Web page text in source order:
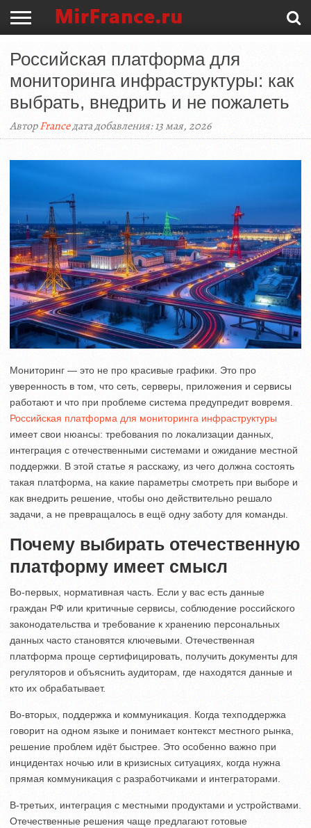
ГЛАВНАЯ
ГОРОДА
КУЛЬТУРА
ИСТОРИЯ
ЖИЗНЬ
ПАРИЖ
ТУРИСТАМ
Российская платформа для
мониторинга инфраструктуры: как
выбрать, внедрить и не пожалеть
АвторFranceдата добавления: 13 мая, 2026
Мониторинг — это не про красивые графики. Это про
уверенность в том, что сеть, серверы, приложения и сервисы
работают и что при проблеме система предупредит вовремя.
Российская платформа для мониторинга инфраструктуры
имеет свои нюансы: требования по локализации данных,
интеграция с отечественными системами и ожидание местной
поддержки. В этой статье я расскажу, из чего должна состоять
такая платформа, на какие параметры смотреть при выборе и
как внедрить решение, чтобы оно действительно решало
задачи, а не превращалось в ещё одну заботу для команды.
Почему выбирать отечественную
платформу имеет смысл
Во-первых, нормативная часть. Если у вас есть данные
граждан РФ или критичные сервисы, соблюдение российского
законодательства и требование к хранению персональных
данных часто становятся ключевыми. Отечественная
платформа проще сертифицировать, получить документы для
регуляторов и объяснить аудиторам, где находятся данные и
кто их обрабатывает.
Во-вторых, поддержка и коммуникация. Когда техподдержка
говорит на одном языке и понимает контекст местного рынка,
решение проблем идёт быстрее. Это особенно важно при
инцидентах ночью или в кризисных ситуациях, когда нужна
прямая коммуникация с разработчиками и интеграторами.
В-третьих, интеграция с местными продуктами и устройствами.
Отечественные решения чаще предлагают готовые